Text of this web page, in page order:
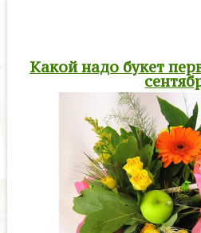
Какой надо букет